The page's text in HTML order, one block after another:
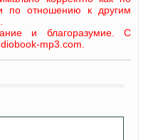
по отношению к другим
и благоразумие. С
mp3.com.